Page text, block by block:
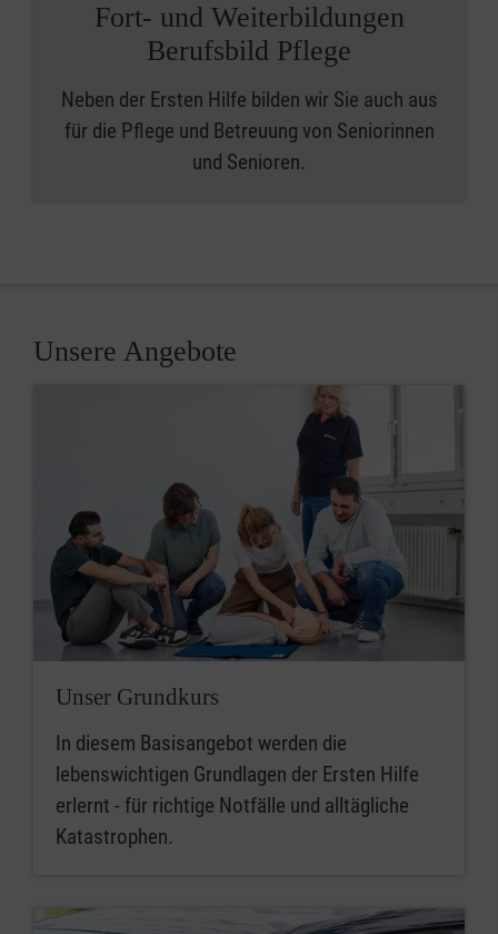
Fort- und Weiterbildungen
Berufsbild Pflege
Neben der Ersten Hilfe bilden wir Sie auch aus
für die Pflege und Betreuung von Seniorinnen
und Senioren.
Unsere Angebote
Unser Grundkurs
In diesem Basisangebot werden die
lebenswichtigen Grundlagen der Ersten Hilfe
erlernt - für richtige Notfälle und alltägliche
Katastrophen.